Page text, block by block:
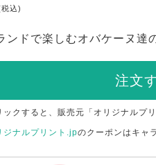
込)
ンドで楽しむオバケーヌ達
注文
クすると、販売元「オリジナルプ
ジナルプリント.jpのクーポンはキャ